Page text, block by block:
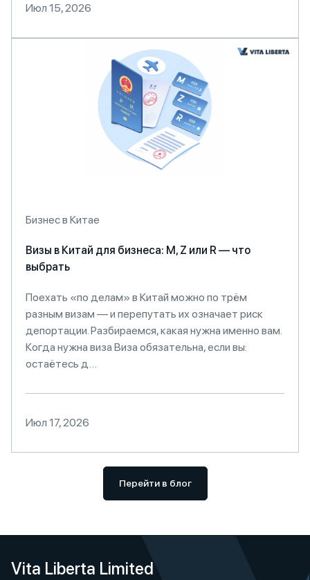
Июл 15, 2026
Бизнес в Китае
Визы в Китай для бизнеса: M, Z или R — что
выбрать
Поехать «по делам» в Китай можно по трём
разным визам — и перепутать их означает риск
депортации. Разбираемся, какая нужна именно вам.
Когда нужна виза Виза обязательна, если вы:
остаётесь д…
Июл 17, 2026
Перейти в блог
Vita Liberta Limited